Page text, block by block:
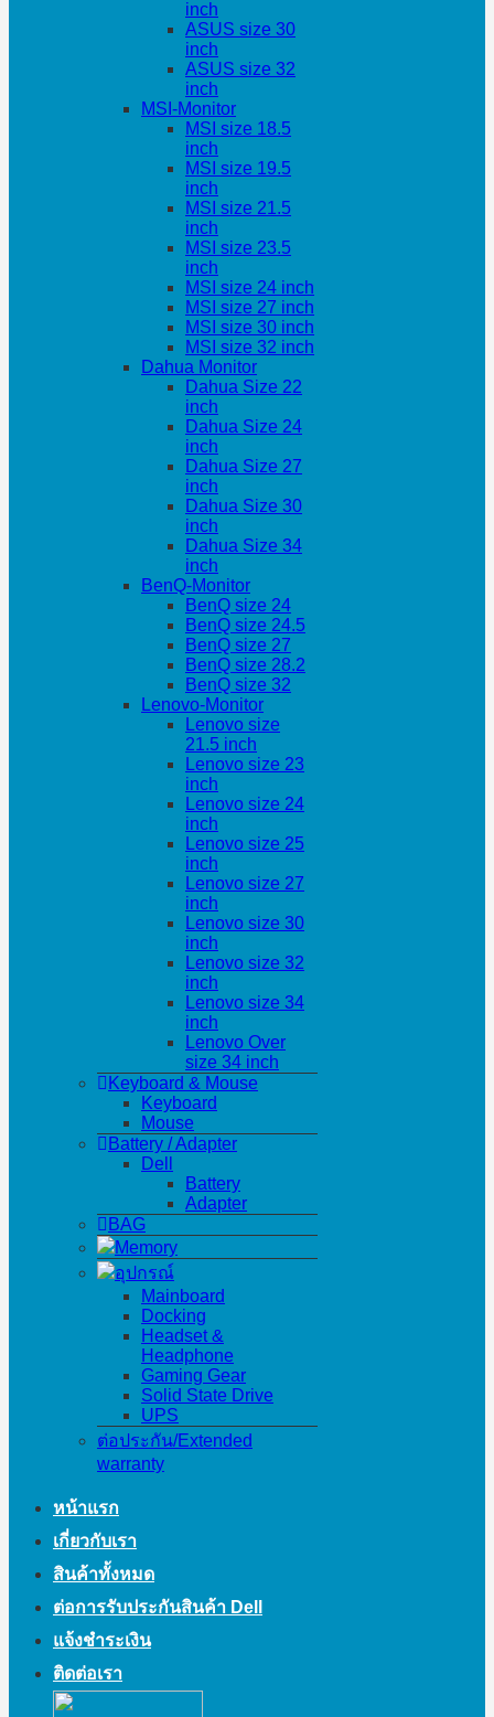
inch
ASUS size 30
inch
ASUS size 32
inch
MSI-Monitor
MSI size 18.5
inch
MSI size 19.5
inch
MSI size 21.5
inch
MSI size 23.5
inch
MSI size 24 inch
MSI size 27 inch
MSI size 30 inch
MSI size 32 inch
Dahua Monitor
Dahua Size 22
inch
Dahua Size 24
inch
Dahua Size 27
inch
Dahua Size 30
inch
Dahua Size 34
inch
BenQ-Monitor
BenQ size 24
BenQ size 24.5
BenQ size 27
BenQ size 28.2
BenQ size 32
Lenovo-Monitor
Lenovo size
21.5 inch
Lenovo size 23
inch
Lenovo size 24
inch
Lenovo size 25
inch
Lenovo size 27
inch
Lenovo size 30
inch
Lenovo size 32
inch
Lenovo size 34
inch
Lenovo Over
size 34 inch
Keyboard & Mouse
Keyboard
Mouse
Battery / Adapter
Dell
Battery
Adapter
BAG
Memory
อุปกรณ์
Mainboard
Docking
Headset &
Headphone
Gaming Gear
Solid State Drive
UPS
ต่อประกัน/Extended
warranty
หน้าแรก
เกี่ยวกับเรา
สินค้าทั้งหมด
ต่อการรับประกันสินค้า Dell
แจ้งชำระเงิน
ติดต่อเรา